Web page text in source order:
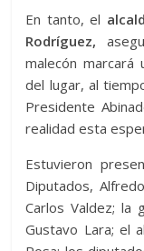
En tanto, el
Rodríguez,
malecón
del lugar, al
Presidente
realidad esta
Estuvieron
Diputados,
Carlos Valdez; la
Gustavo Lara; el